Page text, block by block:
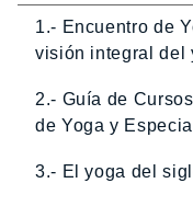
1.- Encuentro de
visión integral del
2.- Guía de
de Yoga y
3.- El yoga del